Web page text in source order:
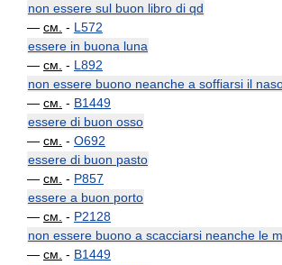
non essere sul buon libro di qd
— см. - L572
essere in buona luna
— см. - L892
non essere buono neanche a soffiarsi il
— см. - B1449
essere di buon osso
— см. - O692
essere di buon pasto
— см. - P857
essere a buon porto
— см. - P2128
non essere buono a scacciarsi neanche le
— см. - B1449